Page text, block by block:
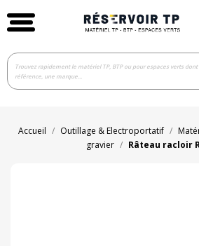
Accueil Outillage & Electroportatif
gravier
Râteau racloir